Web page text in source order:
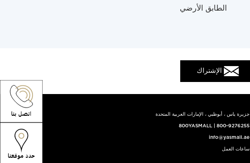
الطابق الأرضي
الإشتراك
جزيرة ياس ، أبوظبي ، الإمارات العربية المتحدة
800YASMALL| 800-9276255
info@yasmall.ae
ساعات العمل